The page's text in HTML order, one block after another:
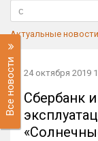
Актуальные новости
Все новости 24 октября 2019
Сбербанк